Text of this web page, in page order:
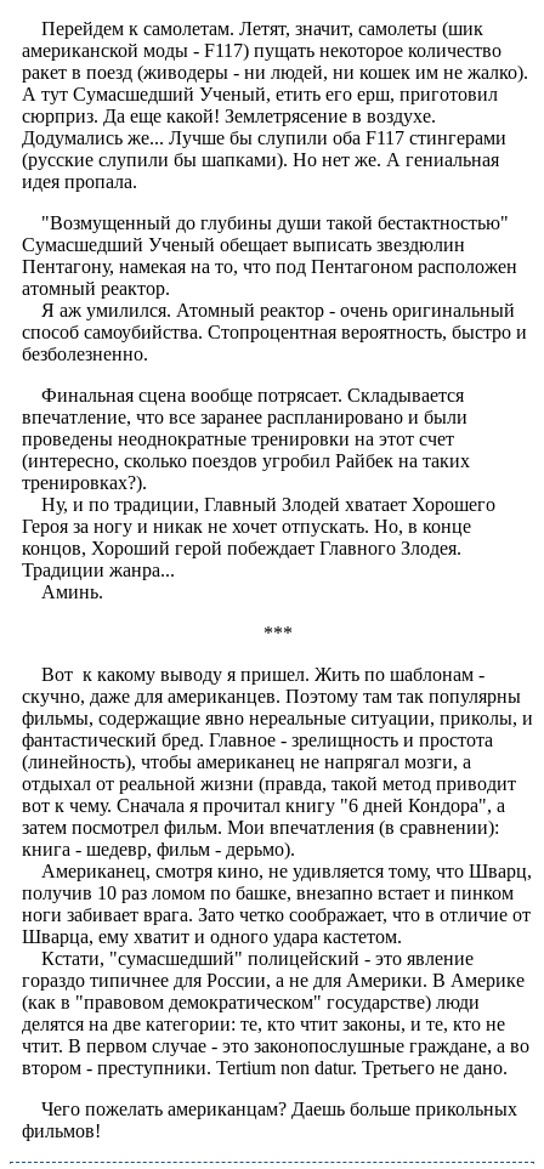
Перейдем к самолетам. Летят, значит, самолеты (шик
американской моды - F117) пущать некоторое количество
ракет в поезд (живодеры - ни людей, ни кошек им не жалко).
А тут Сумасшедший Ученый, етить его ерш, приготовил
сюрприз. Да еще какой! Землетрясение в воздухе.
Додумались же... Лучше бы слупили оба F117 стингерами
(русские слупили бы шапками). Но нет же. А гениальная
идея пропала.
"Возмущенный до глубины души такой бестактностью"
Сумасшедший Ученый обещает выписать звездюлин
Пентагону, намекая на то, что под Пентагоном расположен
атомный реактор.
Я аж умилился. Атомный реактор - очень оригинальный
способ самоубийства. Стопроцентная вероятность, быстро и
безболезненно.
Финальная сцена вообще потрясает. Складывается
впечатление, что все заранее распланировано и были
проведены неоднократные тренировки на этот счет
(интересно, сколько поездов угробил Райбек на таких
тренировках?).
Ну, и по традиции, Главный Злодей хватает Хорошего
Героя за ногу и никак не хочет отпускать. Но, в конце
концов, Хороший герой побеждает Главного Злодея.
Традиции жанра...
Аминь.
***
Вот к какому выводу я пришел. Жить по шаблонам -
скучно, даже для американцев. Поэтому там так популярны
фильмы, содержащие явно нереальные ситуации, приколы, и
фантастический бред. Главное - зрелищность и простота
(линейность), чтобы американец не напрягал мозги, а
отдыхал от реальной жизни (правда, такой метод приводит
вот к чему. Сначала я прочитал книгу "6 дней Кондора", а
затем посмотрел фильм. Мои впечатления (в сравнении):
книга - шедевр, фильм - дерьмо).
Американец, смотря кино, не удивляется тому, что Шварц,
получив 10 раз ломом по башке, внезапно встает и пинком
ноги забивает врага. Зато четко соображает, что в отличие от
Шварца, ему хватит и одного удара кастетом.
Кстати, "сумасшедший" полицейский - это явление
гораздо типичнее для России, а не для Америки. В Америке
(как в "правовом демократическом" государстве) люди
делятся на две категории: те, кто чтит законы, и те, кто не
чтит. В первом случае - это законопослушные граждане, а во
втором - преступники. Tertium non datur. Третьего не дано.
Чего пожелать американцам? Даешь больше прикольных
фильмов!